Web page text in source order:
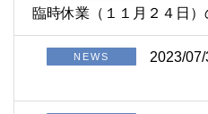
臨時休業（１１月２４日
NEWS 2023/07/